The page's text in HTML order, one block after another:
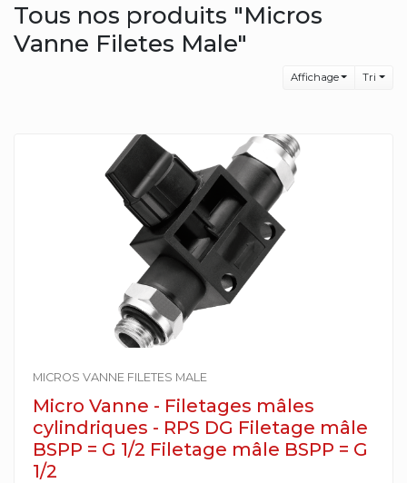
Tous nos produits "Micros
Vanne Filetes Male"
Affichage Tri
MICROS VANNE FILETES MALE
Micro Vanne - Filetages mâles
cylindriques - RPS DG Filetage mâle
BSPP = G 1/2 Filetage mâle BSPP = G
1/2